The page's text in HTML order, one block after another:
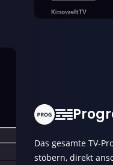
Das gesamte TV-
stöbern, direkt